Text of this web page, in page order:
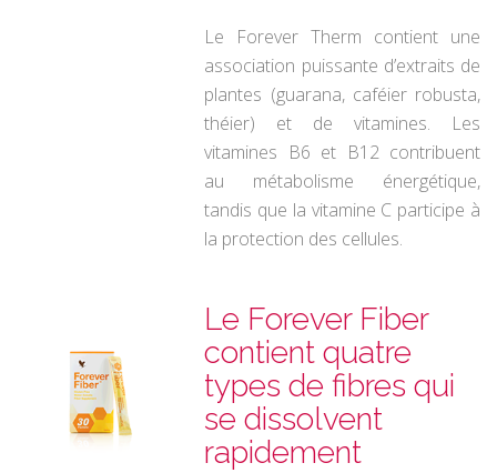
Le Forever Therm contient une
association puissante d’extraits de
plantes (guarana, caféier robusta,
théier) et de vitamines. Les
vitamines B6 et B12 contribuent
au métabolisme énergétique,
tandis que la vitamine C participe à
la protection des cellules.
Le Forever Fiber
contient quatre
types de fibres qui
se dissolvent
rapidement